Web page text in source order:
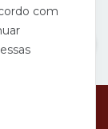
com